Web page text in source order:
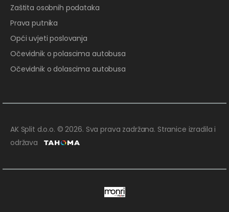
Zaštita osobnih podataka
Prava putnika
Opći uvjeti poslovanja
Očevidnik o polascima autobusa
Očevidnik o dolascima autobusa
AK Split d.o.o. © 2026. Sva prava zadržana. Stranice izradila i
održava